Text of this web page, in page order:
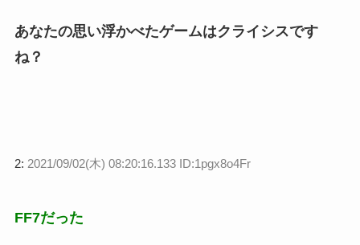
あなたの思い浮かべたゲームはクライシスです
ね？
2: 2021/09/02(木) 08:20:16.133 ID:1pgx8o4Fr
FF7だった